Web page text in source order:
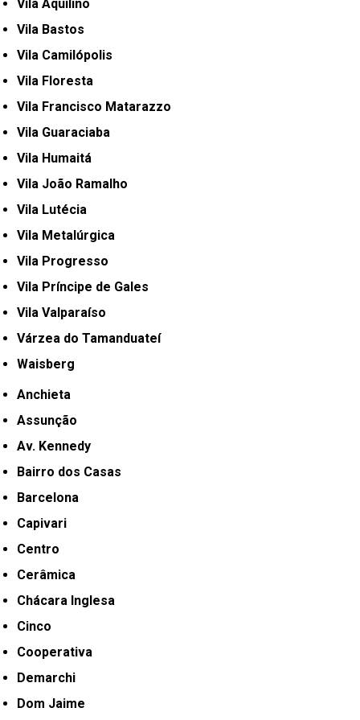
Vila Aquilino
Vila Bastos
Vila Camilópolis
Vila Floresta
Vila Francisco Matarazzo
Vila Guaraciaba
Vila Humaitá
Vila João Ramalho
Vila Lutécia
Vila Metalúrgica
Vila Progresso
Vila Príncipe de Gales
Vila Valparaíso
Várzea do Tamanduateí
Waisberg
Anchieta
Assunção
Av. Kennedy
Bairro dos Casas
Barcelona
Capivari
Centro
Cerâmica
Chácara Inglesa
Cinco
Cooperativa
Demarchi
Dom Jaime